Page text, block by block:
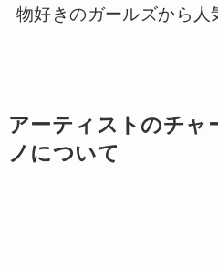
物好きのガールズから人
アーティストのチャ
ノについて